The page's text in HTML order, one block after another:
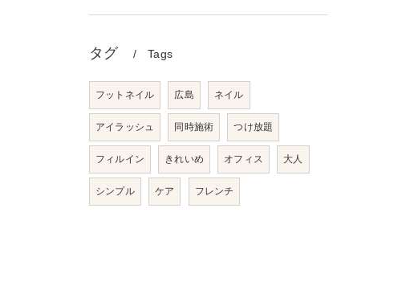
タグ Tags
フットネイル 広島 ネイル
アイラッシュ 同時施術 つけ放題
フィルイン きれいめ オフィス 大人
シンプル ケア フレンチ